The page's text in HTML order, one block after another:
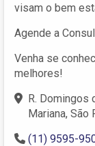
visam o bem
Agende a
Venha se
melhores!
R. Domingos
Mariana, São
(11) 9595-